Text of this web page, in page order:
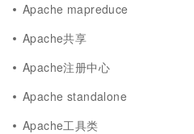
Apache mapreduce
Apache共享
Apache注册中心
Apache standalone
Apache工具类